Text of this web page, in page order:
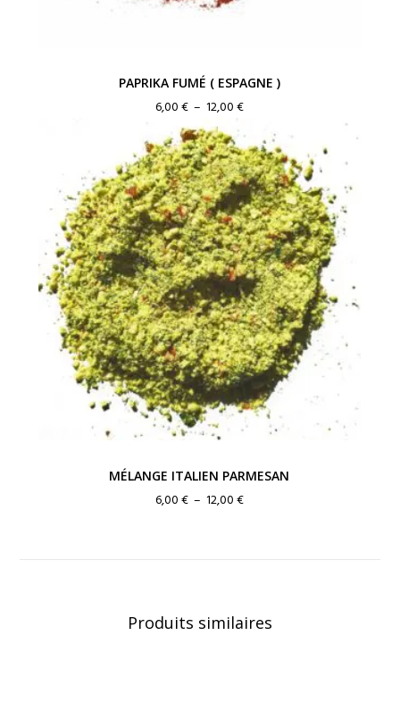
PAPRIKA FUMÉ ( ESPAGNE )
6,00€ – 12,00€Plage
prix :
6,00 €
à
12,00 €
MÉLANGE ITALIEN PARMESAN
6,00€ – 12,00€Plage
Produits similaires